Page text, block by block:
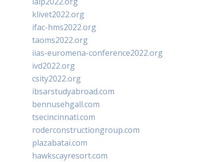
klivet2022.org
ifac-hms2022.org
taoms2022.org
iias-euromena-conference2022.org
ivd2022.org
csity2022.org
ibsarstudyabroad.com
bennusehgall.com
tsecincinnati.com
roderconstructiongroup.com
plazabatai.com
hawkscayresort.com